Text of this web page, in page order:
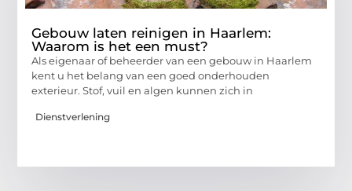
Gebouw laten reinigen in Haarlem:
Waarom is het een must?
Als eigenaar of beheerder van een gebouw in Haarlem
kent u het belang van een goed onderhouden
exterieur. Stof, vuil en algen kunnen zich in
Dienstverlening